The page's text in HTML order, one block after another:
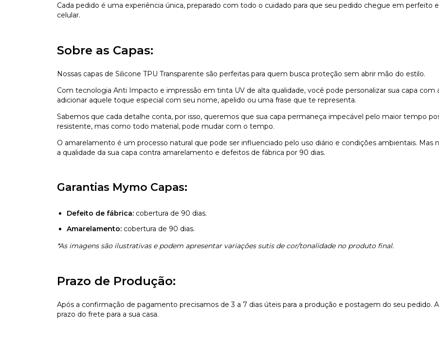
Cada pedido é uma experiência única, preparado com todo o cuidado para que seu pedido chegue em perfeito
celular.
Sobre as Capas:
Nossas capas de Silicone TPU Transparente são perfeitas para quem busca proteção sem abrir mão do estilo.
Com tecnologia Anti Impacto e impressão em tinta UV de alta qualidade, você pode personalizar sua capa
adicionar aquele toque especial com seu nome, apelido ou uma frase que te representa.
Sabemos que cada detalhe conta, por isso, queremos que sua capa permaneça impecável pelo maior tempo
resistente, mas como todo material, pode mudar com o tempo.
O amarelamento é um processo natural que pode ser influenciado pelo uso diário e condições ambientais. Mas
a qualidade da sua capa contra amarelamento e defeitos de fábrica por 90 dias.
Garantias Mymo Capas:
Defeito de fábrica: cobertura de 90 dias.
Amarelamento: cobertura de 90 dias.
*As imagens são ilustrativas e podem apresentar variações sutis de cor/tonalidade no produto final.
Prazo de Produção:
Após a confirmação de pagamento precisamos de 3 a 7 dias úteis para a produção e postagem do seu pedido.
prazo do frete para a sua casa.